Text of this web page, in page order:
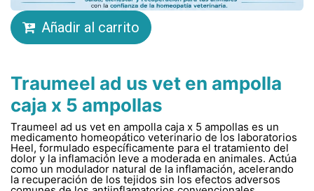
Añadir al carrito
Traumeel ad us vet en ampolla
caja x 5 ampollas
Traumeel ad us vet en ampolla caja x 5 ampollas es un
medicamento homeopático veterinario de los laboratorios
Heel, formulado específicamente para el tratamiento del
dolor y la inflamación leve a moderada en animales. Actúa
como un modulador natural de la inflamación, acelerando
la recuperación de los tejidos sin los efectos adversos